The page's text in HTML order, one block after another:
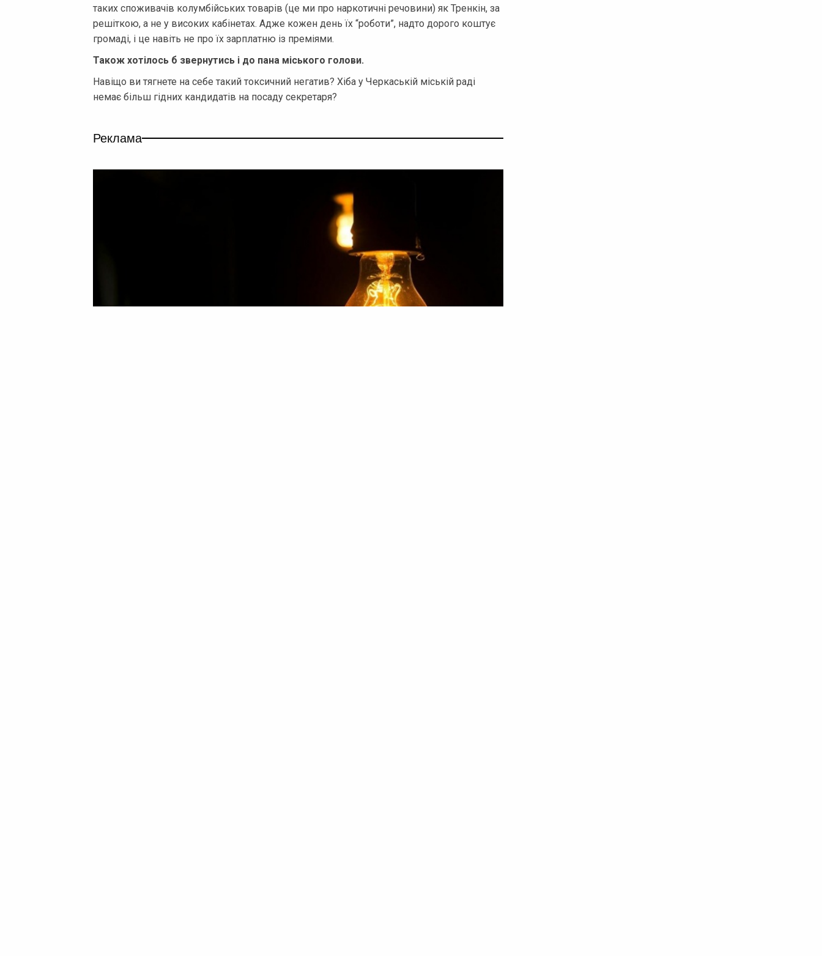
таких споживачів колумбійських товарів (це ми про наркотичні речовини) як Тренкін, за
решіткою, а не у високих кабінетах. Адже кожен день їх “роботи”, надто дорого коштує
громаді, і це навіть не про їх зарплатню із преміями.
Також хотілось б звернутись і до пана міського голови.
Навіщо ви тягнете на себе такий токсичний негатив? Хіба у Черкаській міській раді
немає більш гідних кандидатів на посаду секретаря?
Реклама